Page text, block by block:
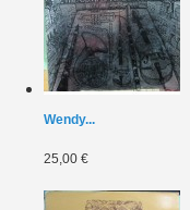
Wendy...
25,00 €